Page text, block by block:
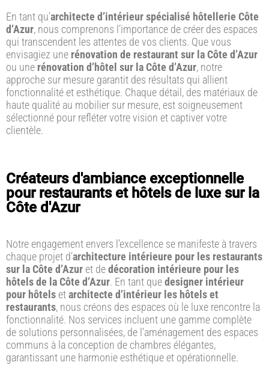
En tant qu’architecte d’intérieur spécialisé hôtellerie Côte
d’Azur, nous comprenons l’importance de créer des espaces
qui transcendent les attentes de vos clients. Que vous
envisagiez une rénovation de restaurant sur la Côte d’Azur
ou une rénovation d’hôtel sur la Côte d’Azur, notre
approche sur mesure garantit des résultats qui allient
fonctionnalité et esthétique. Chaque détail, des matériaux de
haute qualité au mobilier sur mesure, est soigneusement
sélectionné pour refléter votre vision et captiver votre
clientèle.
Créateurs d'ambiance exceptionnelle
pour restaurants et hôtels de luxe sur la
Côte d'Azur
Notre engagement envers l’excellence se manifeste à travers
chaque projet d’architecture intérieure pour les restaurants
sur la Côte d’Azur et dedécoration intérieure pour les
hôtels de la Côte d’Azur. En tant quedesigner intérieur
pour hôtels etarchitecte d’intérieur les hôtels et
restaurants, nous créons des espaces où le luxe rencontre la
fonctionnalité. Nos services incluent une gamme complète
de solutions personnalisées, de l’aménagement des espaces
communs à la conception de chambres élégantes,
garantissant une harmonie esthétique et opérationnelle.